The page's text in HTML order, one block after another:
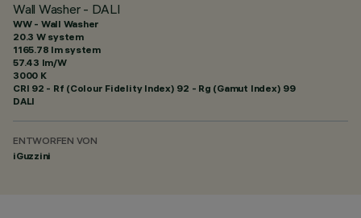
Wall Washer - DALI
WW - Wall Washer
20.3 W system
1165.78 lm system
57.43 lm/W
3000 K
CRI 92 - Rf (Colour Fidelity Index) 92 - Rg (Gamut Index) 99
DALI
ENTWORFEN VON
iGuzzini